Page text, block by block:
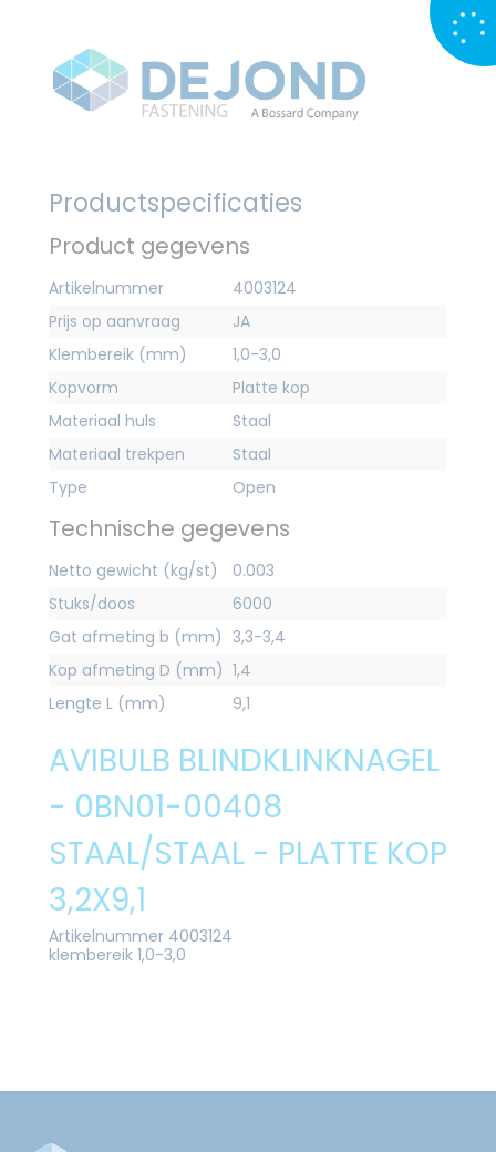
Productspecificaties
Product gegevens
Artikelnummer
4003124
Prijs op aanvraag
JA
Klembereik (mm)
1,0-3,0
Kopvorm
Platte kop
Materiaal huls
Staal
Materiaal trekpen
Staal
Type
Open
Technische gegevens
Netto gewicht (kg/st)
0.003
Stuks/doos
6000
Gat afmeting b (mm) 3,3-3,4
Kop afmeting D (mm) 1,4
Lengte L (mm)
9,1
AVIBULB BLINDKLINKNAGEL
- 0BN01-00408
STAAL/STAAL - PLATTE KOP
3,2X9,1
Artikelnummer 4003124
klembereik 1,0-3,0